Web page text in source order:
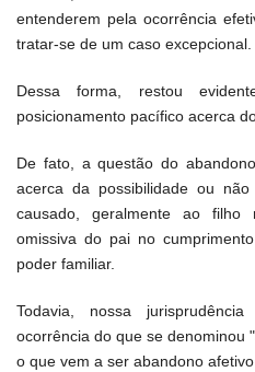
entenderem pela ocorrência
tratar-se de um caso excepcional.
Dessa forma, restou
posicionamento pacífico acerca
De fato, a questão do
acerca da possibilidade ou
causado, geralmente ao
omissiva do pai no
poder familiar.
Todavia, nossa
ocorrência do que se denominou
o que vem a ser abandono